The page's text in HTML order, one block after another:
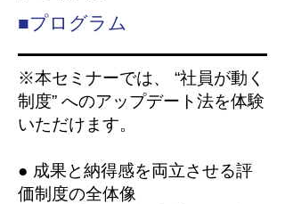
■プログラム
※本セミナーでは、 “社員が動く
制度” へのアップデート法を体験
いただけます。
● 成果と納得感を両立させる評
価制度の全体像